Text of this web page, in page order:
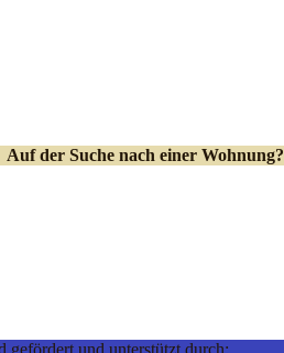
Auf der Suche nach einer Wohnung?
gefördert und unterstützt durch: